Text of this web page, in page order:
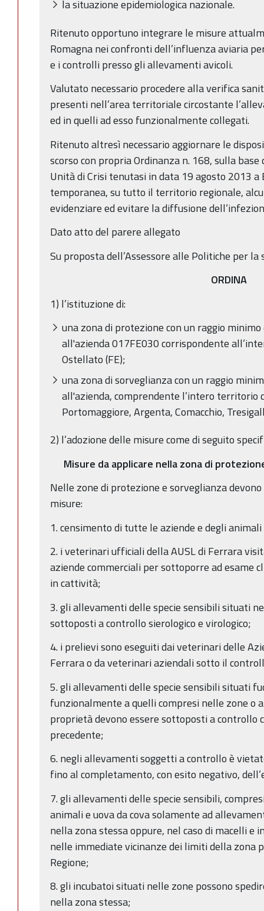
la situazione epidemiologica nazionale.
Ritenuto opportuno integrare le misure
Romagna nei confronti dell’influenza aviaria
e i controlli presso gli allevamenti avicoli.
Valutato necessario procedere alla verifica
presenti nell’area territoriale circostante
ed in quelli ad esso funzionalmente collegati.
Ritenuto altresì necessario aggiornare le
scorso con propria Ordinanza n. 168, sulla
Unità di Crisi tenutasi in data 19 agosto 2013
temporanea, su tutto il territorio regionale,
evidenziare ed evitare la diffusione
Dato atto del parere allegato
Su proposta dell’Assessore alle Politiche per
ORDINA
1) l’istituzione di:
una zona di protezione con un raggio
all'azienda 017FE030 corrispondente
Ostellato (FE);
una zona di sorveglianza con un raggio
all'azienda, comprendente l’intero territorio
Portomaggiore, Argenta, Comacchio,
2) l’adozione delle misure come di seguito
Misure da applicare nella zona di
Nelle zone di protezione e sorveglianza
misure:
1. censimento di tutte le aziende e degli
2. i veterinari ufficiali della AUSL di Ferrara
aziende commerciali per sottoporre ad esame
in cattività;
3. gli allevamenti delle specie sensibili situati
sottoposti a controllo sierologico e virologico;
4. i prelievi sono eseguiti dai veterinari delle
Ferrara o da veterinari aziendali sotto il
5. gli allevamenti delle specie sensibili situati
funzionalmente a quelli compresi nelle zone o
proprietà devono essere sottoposti a controllo
precedente;
6. negli allevamenti soggetti a controllo è
fino al completamento, con esito negativo,
7. gli allevamenti delle specie sensibili,
animali e uova da cova solamente ad
nella zona stessa oppure, nel caso di macelli e
nelle immediate vicinanze dei limiti della zona
Regione;
8. gli incubatoi situati nelle zone possono
nella zona stessa;